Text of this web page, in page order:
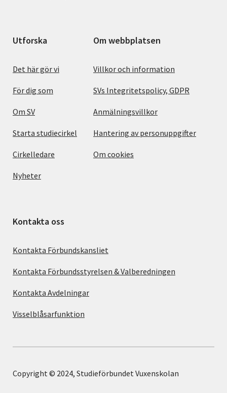
Utforska
Det här gör vi
För dig som
Om SV
Starta studiecirkel
Cirkelledare
Nyheter
Om webbplatsen
Villkor och information
SVs Integritetspolicy, GDPR
Anmälningsvillkor
Hantering av personuppgifter
Om cookies
Kontakta oss
Kontakta Förbundskansliet
Kontakta Förbundsstyrelsen & Valberedningen
Kontakta Avdelningar
Visselblåsarfunktion
Copyright © 2024, Studieförbundet Vuxenskolan